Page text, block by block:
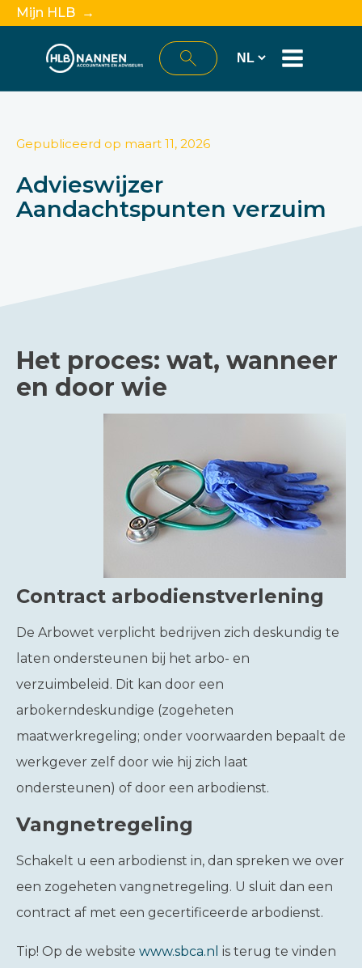
Mijn HLB →
Gepubliceerd op maart 11, 2026
Advieswijzer
Aandachtspunten verzuim
Het proces: wat, wanneer
en door wie
Contract arbodienstverlening
De Arbowet verplicht bedrijven zich deskundig te
laten ondersteunen bij het arbo- en
verzuimbeleid. Dit kan door een
arbokerndeskundige (zogeheten
maatwerkregeling; onder voorwaarden bepaalt de
werkgever zelf door wie hij zich laat
ondersteunen) of door een arbodienst.
Vangnetregeling
Schakelt u een arbodienst in, dan spreken we over
een zogeheten vangnetregeling. U sluit dan een
contract af met een gecertificeerde arbodienst.
Tip! Op de website www.sbca.nl is terug te vinden